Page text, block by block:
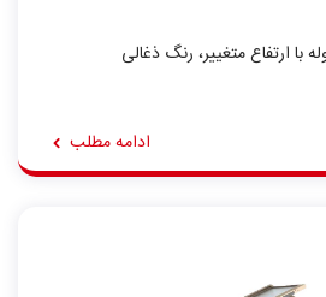
با ارتفاع متغییر، رنگ ذغالی
ادامه مطلب